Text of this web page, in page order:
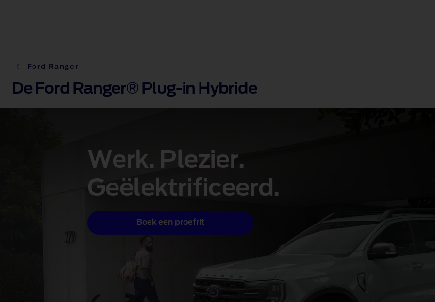
Ford Ranger
De Ford Ranger® Plug-in Hybride
Werk. Plezier.
Geëlektrificeerd.
Boek een proefrit